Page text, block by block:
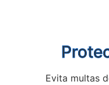
Evita multas